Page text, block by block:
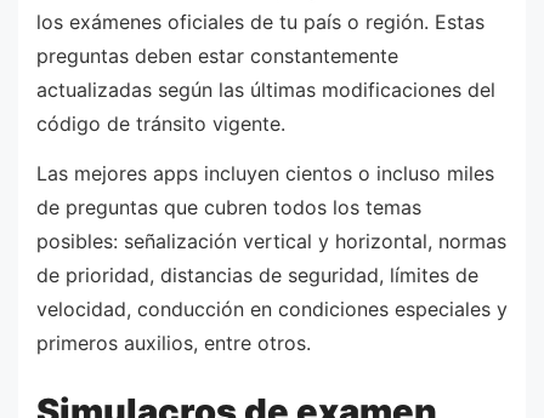
los exámenes oficiales de tu país o región. Estas
preguntas deben estar constantemente
actualizadas según las últimas modificaciones del
código de tránsito vigente.
Las mejores apps incluyen cientos o incluso miles
de preguntas que cubren todos los temas
posibles: señalización vertical y horizontal, normas
de prioridad, distancias de seguridad, límites de
velocidad, conducción en condiciones especiales y
primeros auxilios, entre otros.